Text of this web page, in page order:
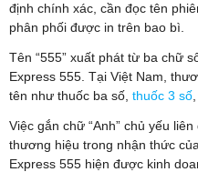
định chính xác, cần đọc tên
phân phối được in trên bao bì.
Tên “555” xuất phát từ ba chữ
Express 555. Tại Việt Nam,
tên như thuốc ba số, thuốc 3 số
Việc gắn chữ “Anh” chủ yếu
thương hiệu trong nhận thức
Express 555 hiện được kinh